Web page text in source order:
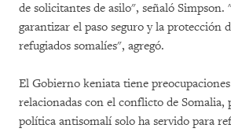
de solicitantes de asilo", señaló Simpson.
garantizar el paso seguro y la protección
refugiados somalíes", agregó.
El Gobierno keniata tiene
relacionadas con el conflicto de Somalia,
política antisomalí solo ha servido para